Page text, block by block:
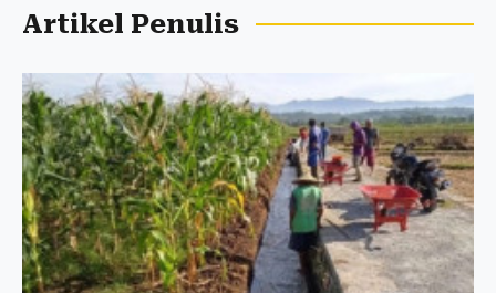
Artikel Penulis